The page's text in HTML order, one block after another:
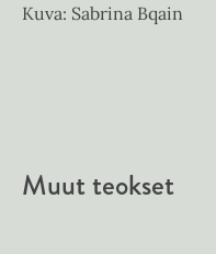
Kuva: Sabrina Bqain
Muut teokset